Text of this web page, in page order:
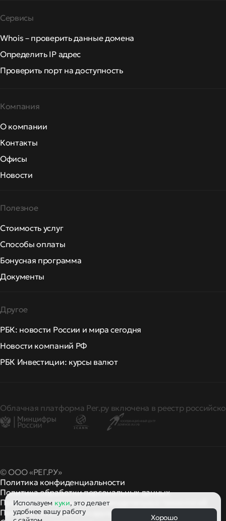
Сервисы
Whois – проверить данные домена
Определить IP адрес
Проверить порт на доступность
Компания
О компании
Контакты
Офисы
Новости
Полезное
Стоимость услуг
Способы оплаты
Бонусная программа
Документы
Другое
РБК: новости России и мира сегодня
Новости компаний РФ
РБК Инвестиции: курсы валют
Облачная платформа Рег.ру включена в реестр
© ООО «РЕГ.РУ»
Политика конфиденциальности
Политика обработки персональных данных
Правила применения рекомендательных технологий
Правила пользованияи другие
правила и политики
Используем куки, это делает
удобнее вашу работу
Хорошо